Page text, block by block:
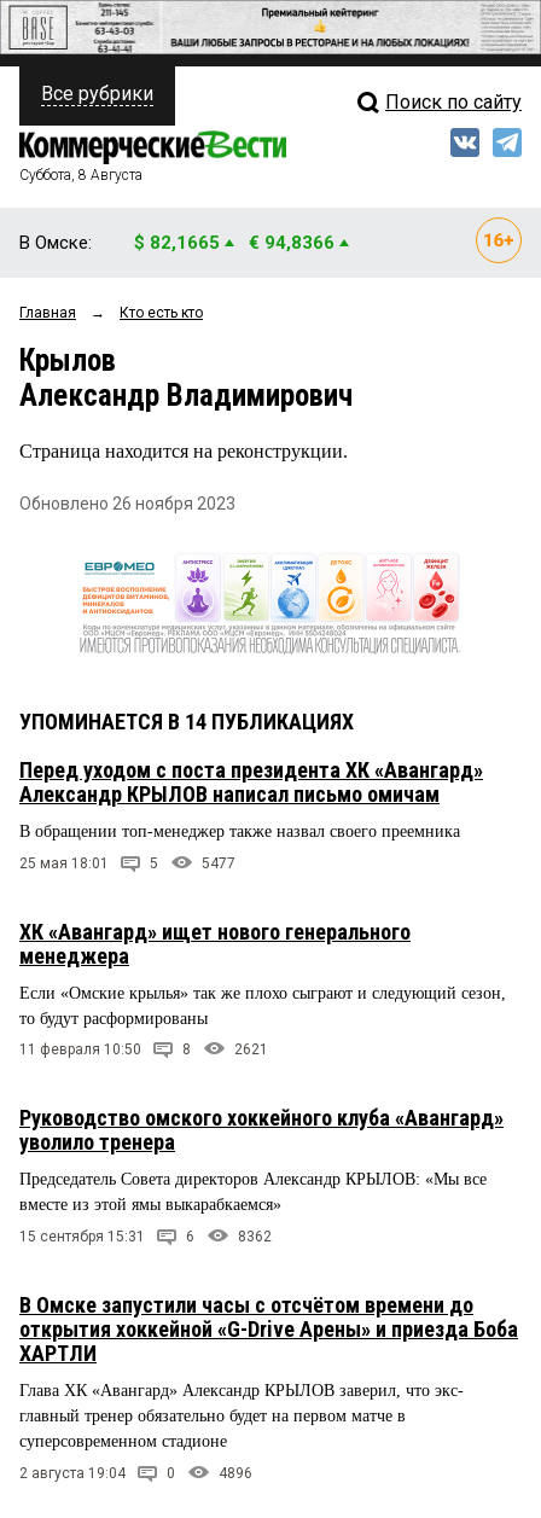
ПОЛИТИКА
ФИНАНСЫ
ОБЩЕСТВО
ЗАКОН
Свежий выпуск
Все рубрики Поиск по сайту
Суббота, 8 Августа
В Омске: $ 82,1665 € 94,8366
Главная → Кто есть кто
Крылов
Александр Владимирович
Страница находится на реконструкции.
Обновлено 26 ноября 2023
УПОМИНАЕТСЯ В 14 ПУБЛИКАЦИЯХ
Перед уходом с поста президента ХК «Авангард»
Александр КРЫЛОВ написал письмо омичам
В обращении топ-менеджер также назвал своего преемника
25 мая 18:01 5 5477
ХК «Авангард» ищет нового генерального
менеджера
Если «Омские крылья» так же плохо сыграют и следующий сезон,
то будут расформированы
11 февраля 10:50 8 2621
Руководство омского хоккейного клуба «Авангард»
уволило тренера
Председатель Совета директоров Александр КРЫЛОВ: «Мы все
вместе из этой ямы выкарабкаемся»
15 сентября 15:31 6 8362
В Омске запустили часы с отсчётом времени до
открытия хоккейной «G-Drive Арены» и приезда Боба
ХАРТЛИ
Глава ХК «Авангард» Александр КРЫЛОВ заверил, что экс-
главный тренер обязательно будет на первом матче в
суперсовременном стадионе
2 августа 19:04 0 4896